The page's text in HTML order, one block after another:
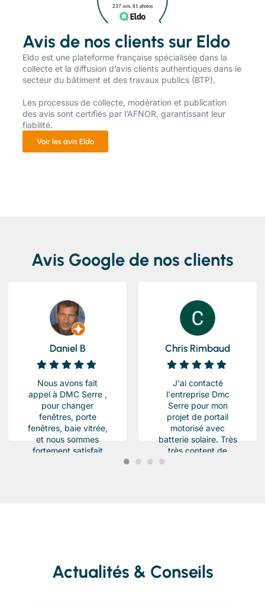
Avis de nos clients sur Eldo
​Eldo est une plateforme française spécialisée dans la
collecte et la diffusion d’avis clients authentiques dans le
secteur du bâtiment et des travaux publics (BTP).
Les processus de collecte, modération et publication
des avis sont certifiés par l’AFNOR, garantissant leur
fiabilité.
Voir les avis Eldo
Avis Google de nos clients
Daniel B
Nous avons fait
appel à DMC Serre ,
pour changer
fenêtres, porte
fenêtres, baie vitrée,
et nous sommes
fortement satisfait
Chris Rimbaud
J'ai contacté
l'entreprise Dmc
Serre pour mon
projet de portail
motorisé avec
batterie solaire. Très
très content de
l'équipe Beau travail
Actualités & Conseils